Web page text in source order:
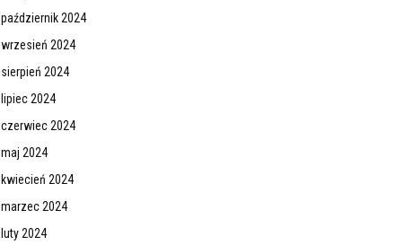
październik 2024
wrzesień 2024
sierpień 2024
lipiec 2024
czerwiec 2024
maj 2024
kwiecień 2024
marzec 2024
luty 2024